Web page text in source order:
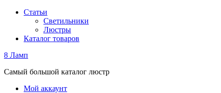
Перейти
содержимому
Статьи
Светильники
Люстры
Каталог товаров
8 Ламп
Самый большой каталог люстр
Мой аккаунт